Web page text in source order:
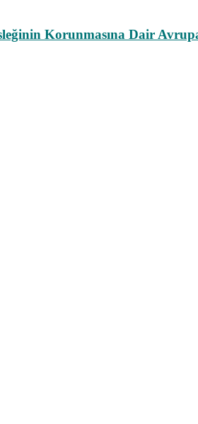
Korunmasına Dair